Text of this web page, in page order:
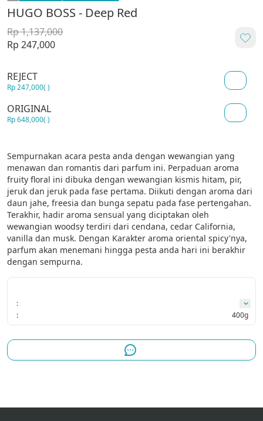
HUGO BOSS - Deep Red
Rp 1,137,000
Rp 247,000
REJECT
Rp 247,000( )
ORIGINAL
Rp 648,000( )
Sempurnakan acara pesta anda dengan wewangian yang
menawan dan romantis dari parfum ini. Perpaduan aroma
fruity floral ini dibuka dengan wewangian kismis hitam, pir,
jeruk dan jeruk pada fase pertama. Diikuti dengan aroma dari
daun jahe, freesia dan bunga sepatu pada fase pertengahan.
Terakhir, hadir aroma sensual yang diciptakan oleh
wewangian woodsy terdiri dari cendana, cedar California,
vanilla dan musk. Dengan Karakter aroma oriental spicy'nya,
parfum akan menemani hingga pesta anda hari ini berakhir
dengan sempurna.
:
:
400g